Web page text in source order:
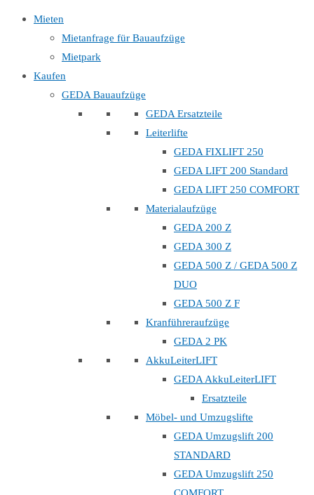
Mieten
Mietanfrage für Bauaufzüge
Mietpark
Kaufen
GEDA Bauaufzüge
GEDA Ersatzteile
Leiterlifte
GEDA FIXLIFT 250
GEDA LIFT 200 Standard
GEDA LIFT 250 COMFORT
Materialaufzüge
GEDA 200 Z
GEDA 300 Z
GEDA 500 Z / GEDA 500 Z
DUO
GEDA 500 Z F
Kranführeraufzüge
GEDA 2 PK
AkkuLeiterLIFT
GEDA AkkuLeiterLIFT
Ersatzteile
Möbel- und Umzugslifte
GEDA Umzugslift 200
STANDARD
GEDA Umzugslift 250